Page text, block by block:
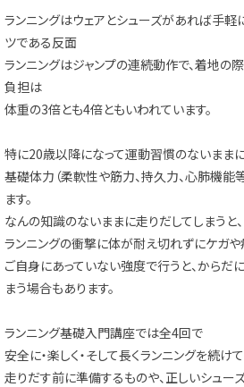
ランニングはウェアとシューズがあれば手軽
ツである反面
ランニングはジャンプの連続動作で、着地の
負担は
体重の3倍とも4倍ともいわれています。
特に20歳以降になって運動習慣のないまま
基礎体力（柔軟性や筋力、持久力、心肺機能
ます。
なんの知識のないままに走りだしてしまうと、
ランニングの衝撃に体が耐え切れずにケガや
ご自身にあっていない強度で行うと、からだ
まう場合もあります。
ランニング基礎入門講座では全4回で
安全に・楽しく・そして長くランニングを続け
走りだす前に準備するものや、正しいシュー